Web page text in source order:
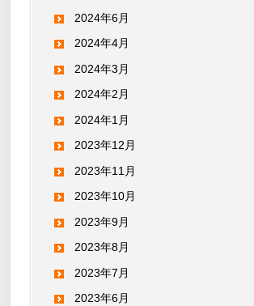
2024年6月
2024年4月
2024年3月
2024年2月
2024年1月
2023年12月
2023年11月
2023年10月
2023年9月
2023年8月
2023年7月
2023年6月